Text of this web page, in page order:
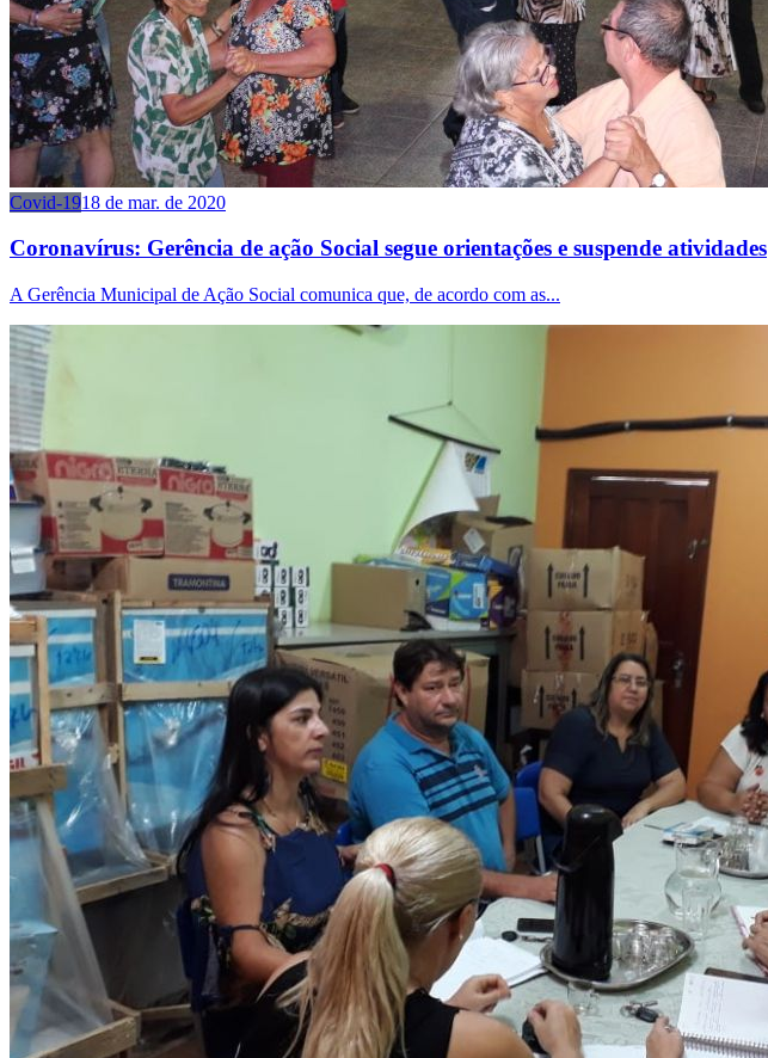
Covid-1918 de mar. de 2020
Coronavírus: Gerência de ação Social segue orientações e suspende atividades
A Gerência Municipal de Ação Social comunica que, de acordo com as...